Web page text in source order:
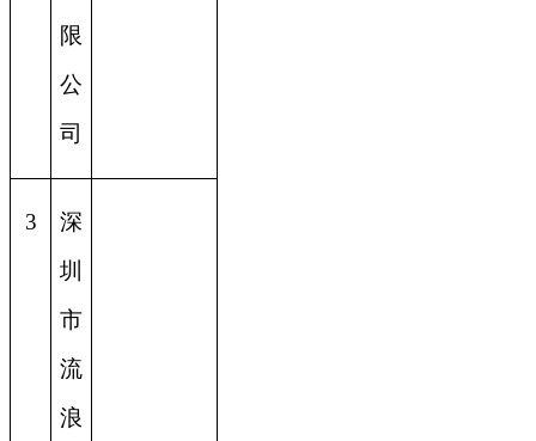
限
公
司
3
深
圳
市
流
浪